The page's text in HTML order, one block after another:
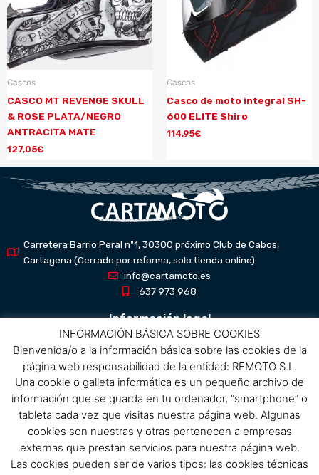
Cascos
CASCO MT REVENGE SKULL
& ROSE PLATA/NEGRO
ANTRACITA MATE
127,05€
Cascos
Casco de moto integral SH-
600 ELITE Shiro
114,95€
Carretera Barrio Peral nº1, 30300 próximo Club de Cabos,
Cartagena.(Cerrado por reforma, solo tienda online)
info@cartamoto.es
637 973 968
Información legal
Aviso Legal
Política de privacidad
Política de protección de datos
Política de cookies
Condiciones de compra
Menú
INFORMACIÓN BÁSICA SOBRE COOKIES
Bienvenida/o a la información básica sobre las cookies de la
página web responsabilidad de la entidad: REMOTO S.L.
Una cookie o galleta informática es un pequeño archivo de
información que se guarda en tu ordenador, “smartphone” o
tableta cada vez que visitas nuestra página web. Algunas
cookies son nuestras y otras pertenecen a empresas
externas que prestan servicios para nuestra página web.
Las cookies pueden ser de varios tipos: las cookies técnicas